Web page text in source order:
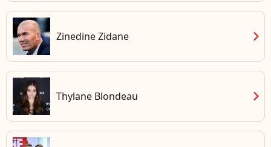
Zinedine Zidane chevron_right
Thylane Blondeau chevron_right